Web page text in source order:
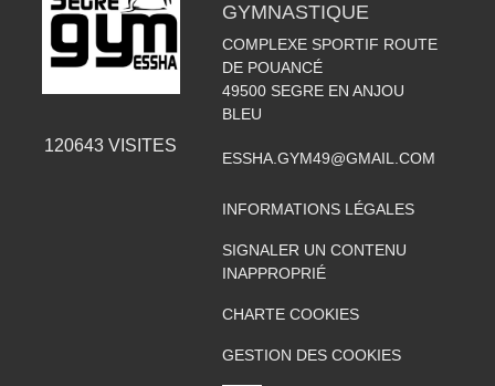
120643 VISITES
GYMNASTIQUE
COMPLEXE SPORTIF ROUTE
DE POUANCÉ
49500 SEGRE EN ANJOU
BLEU
ESSHA.GYM49@GMAIL.COM
INFORMATIONS LÉGALES
SIGNALER UN CONTENU
INAPPROPRIÉ
CHARTE COOKIES
GESTION DES COOKIES